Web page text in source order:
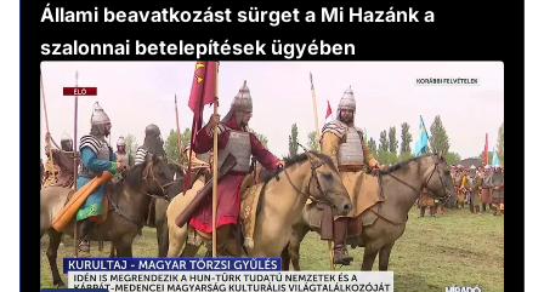
Állami beavatkozást sürget a Mi Hazánk a
szalonnai betelepítések ügyében